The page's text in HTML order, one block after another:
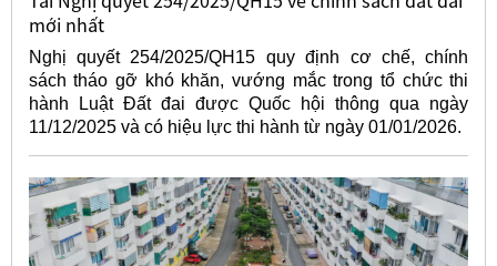
mới nhất
Nghị quyết 254/2025/QH15 quy định cơ chế, chính
sách tháo gỡ khó khăn, vướng mắc trong tổ chức thi
hành Luật Đất đai được Quốc hội thông qua ngày
11/12/2025 và có hiệu lực thi hành từ ngày 01/01/2026.